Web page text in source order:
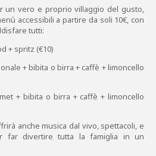
un vero e proprio villaggio del gusto,
accessibili a partire da soli 10€, con
tutti:
+ spritz (€10)
+ bibita o birra + caffè + limoncello
+ bibita o birra + caffè + limoncello
anche musica dal vivo, spettacoli, e
far divertire tutta la famiglia in un